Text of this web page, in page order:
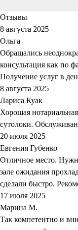
Отзывы
8 августа 2025
Ольга
Обращались
консультация как по
Получение услуг в
8 августа 2025
Лариса Куак
Хорошая
сутолоки.
20 июля 2025
Евгения Губенко
Отличное место.
зале ожидания
сделали быстро.
17 июля 2025
Марина М.
Так компетентно и